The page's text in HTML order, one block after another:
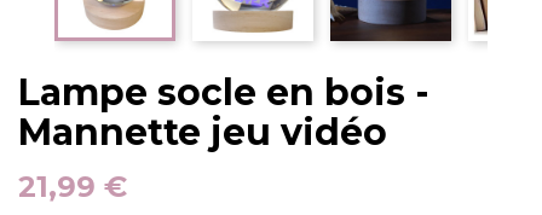
Lampe socle en bois -
Mannette jeu vidéo
21,99 €